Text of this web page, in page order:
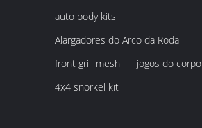
auto body kits
Alargadores do Arco da Roda
front grill mesh
jogos do
4x4 snorkel kit